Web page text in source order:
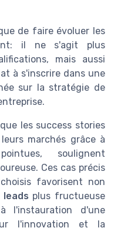
de faire évoluer les
il ne s'agit plus
mais aussi
à s'inscrire dans une
sur la stratégie de
les success stories
marchés grâce à
soulignent
Ces cas précis
favorisent non
plus fructueuse
l'instauration d'une
l'innovation et la